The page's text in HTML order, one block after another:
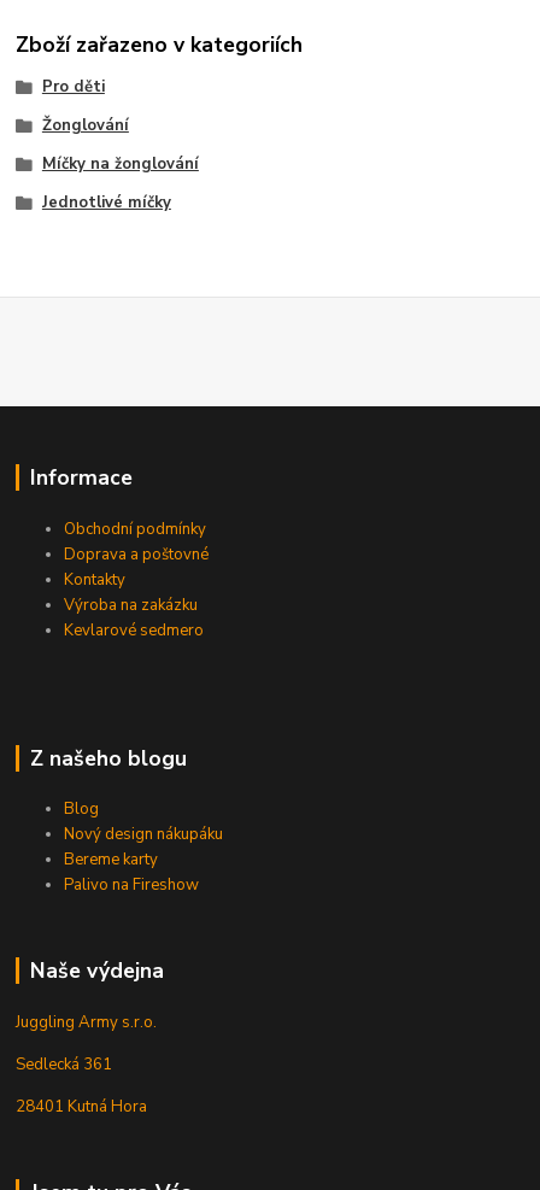
Zboží zařazeno v kategoriích
Pro děti
Žonglování
Míčky na žonglování
Jednotlivé míčky
Informace
Obchodní podmínky
Doprava a poštovné
Kontakty
Výroba na zakázku
Kevlarové sedmero
Z našeho blogu
Blog
Nový design nákupáku
Bereme karty
Palivo na Fireshow
Naše výdejna
Juggling Army s.r.o.
Sedlecká 361
28401 Kutná Hora